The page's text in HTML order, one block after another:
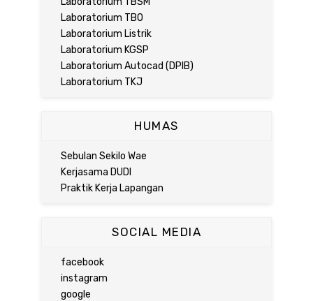
Laboratorium TBO
Laboratorium Listrik
Laboratorium KGSP
Laboratorium Autocad (DPIB)
Laboratorium TKJ
HUMAS
Sebulan Sekilo Wae
Kerjasama DUDI
Praktik Kerja Lapangan
SOCIAL MEDIA
facebook
instagram
google